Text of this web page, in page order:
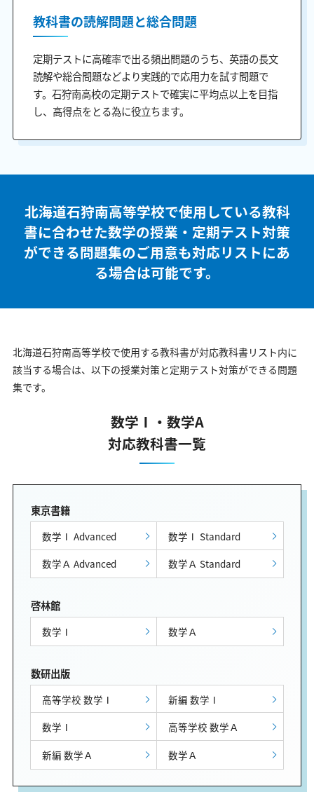
教科書の読解問題と総合問題
定期テストに高確率で出る頻出問題のうち、英語の長文
読解や総合問題などより実践的で応用力を試す問題で
す。石狩南高校の定期テストで確実に平均点以上を目指
し、高得点をとる為に役立ちます。
北海道石狩南高等学校で使用している教科
書に合わせた数学の授業・定期テスト対策
ができる問題集のご用意も対応リストにあ
る場合は可能です。
北海道石狩南高等学校で使用する教科書が対応教科書リスト内に
該当する場合は、以下の授業対策と定期テスト対策ができる問題
集です。
数学Ⅰ・数学A
対応教科書一覧
東京書籍
数学Ⅰ Advanced
数学Ⅰ Standard
数学Ａ Advanced
数学Ａ Standard
啓林館
数学Ⅰ 数学Ａ
数研出版
高等学校 数学Ⅰ
新編 数学Ⅰ
数学Ⅰ
高等学校 数学Ａ
新編 数学Ａ
数学Ａ